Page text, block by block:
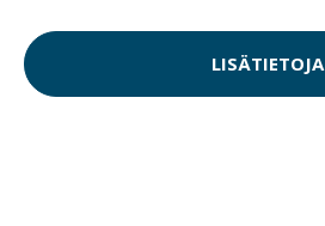
LISÄTIETOJA